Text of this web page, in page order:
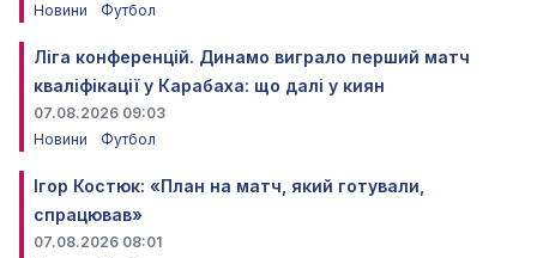
Новини
Футбол
Ліга конференцій. Динамо виграло перший матч
кваліфікації у Карабаха: що далі у киян
07.08.2026 09:03
Новини
Футбол
Ігор Костюк: «План на матч, який готували,
спрацював»
07.08.2026 08:01